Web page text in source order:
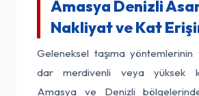
Amasya Denizli
Nakliyat ve Kat
Geleneksel taşıma yöntemlerinin
dar merdivenli veya yüksek
Amasya ve Denizli